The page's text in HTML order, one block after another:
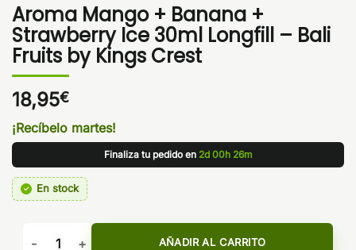
Aroma Mango + Banana +
Strawberry Ice 30ml Longfill – Bali
Fruits by Kings Crest
18,95€
¡Recíbelo martes!
Finaliza tu pedido en 2d 00h 26m
En stock
Aroma Mango + Banana + Strawberry Ice 30ml Longfill -
AÑADIR AL CARRITO